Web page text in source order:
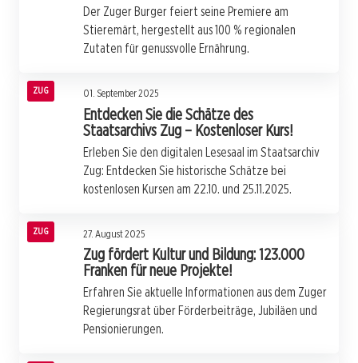
Der Zuger Burger feiert seine Premiere am
Stieremärt, hergestellt aus 100 % regionalen
Zutaten für genussvolle Ernährung.
ZUG 01. September 2025
Entdecken Sie die Schätze des
Staatsarchivs Zug – Kostenloser Kurs!
Erleben Sie den digitalen Lesesaal im Staatsarchiv
Zug: Entdecken Sie historische Schätze bei
kostenlosen Kursen am 22.10. und 25.11.2025.
ZUG 27. August 2025
Zug fördert Kultur und Bildung: 123.000
Franken für neue Projekte!
Erfahren Sie aktuelle Informationen aus dem Zuger
Regierungsrat über Förderbeiträge, Jubiläen und
Pensionierungen.